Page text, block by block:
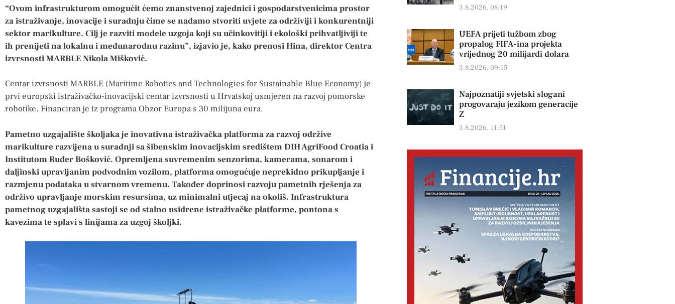
“Ovom infrastrukturom omogućit ćemo znanstvenoj zajednici i gospodarstvenicima prostor
za istraživanje, inovacije i suradnju čime se nadamo stvoriti uvjete za održiviji i konkurentniji
sektor marikulture. Cilj je razviti modele uzgoja koji su učinkovitiji i ekološki prihvatljiviji te
ih prenijeti na lokalnu i međunarodnu razinu”, izjavio je, kako prenosi Hina, direktor Centra
izvrsnosti MARBLE Nikola Mišković.
Centar izvrsnosti MARBLE (Maritime Robotics and Technologies for Sustainable Blue Economy) je
prvi europski istraživačko-inovacijski centar izvrsnosti u Hrvatskoj usmjeren na razvoj pomorske
robotike. Financiran je iz programa Obzor Europa s 30 milijuna eura.
Pametno uzgajalište školjaka je inovativna istraživačka platforma za razvoj održive
marikulture razvijena u suradnji sa šibenskim inovacijskim središtem DIH AgriFood Croatia i
Institutom Ruđer Bošković. Opremljena suvremenim senzorima, kamerama, sonarom i
daljinski upravljanim podvodnim vozilom, platforma omogućuje neprekidno prikupljanje i
razmjenu podataka u stvarnom vremenu. Također doprinosi razvoju pametnih rješenja za
održivo upravljanje morskim resursima, uz minimalni utjecaj na okoliš. Infrastruktura
pametnog uzgajališta sastoji se od stalno usidrene istraživačke platforme, pontona s
kavezima te splavi s linijama za uzgoj školjki.
3.8.2026, 08:19
UEFA prijeti tužbom zbog
propalog FIFA-ina projekta
vrijednog 20 milijardi dolara
3.8.2026, 09:15
Najpoznatiji svjetski slogani
progovaraju jezikom generacije
Z
3.8.2026, 11:51